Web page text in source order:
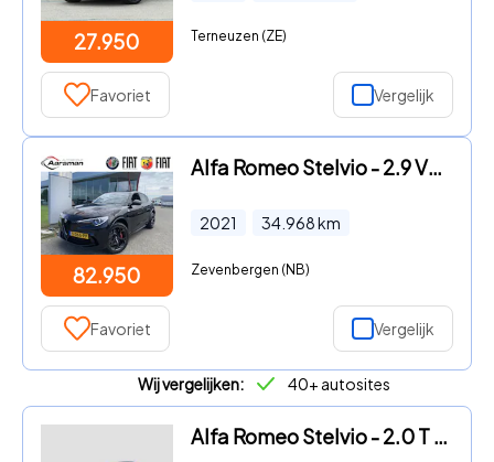
27.950 Terneuzen (ZE)
Favoriet Vergelijk
82.950
Alfa Romeo Stelvio - 2.9 V6 AWD 510 PK Quadrifoglio | Akrapovic | BTW auto | Adap
2021 34.968km
Zevenbergen (NB)
Favoriet Vergelijk
Wij vergelijken: 40+ autosites
Alfa Romeo Stelvio - 2.0 T 200pk AWD Super | 19'' velgen | Navigatie | Active sus